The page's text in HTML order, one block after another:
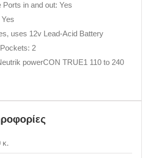
Ports in and out: Yes
uses 12v Lead-Acid Battery
2
powerCON TRUE1 110 to 240
κ.